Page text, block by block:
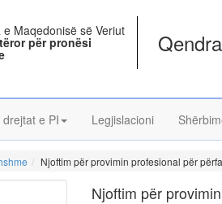
e Maqedonisë së Veriut
për pronësi
drejtat e PI Legjislacioni
Njoftim për provimin profesional për
Njoftim për